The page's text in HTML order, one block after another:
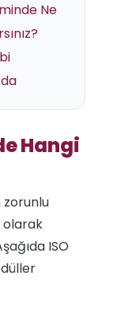
Ne
Hangi
zorunlu
olarak
ISO